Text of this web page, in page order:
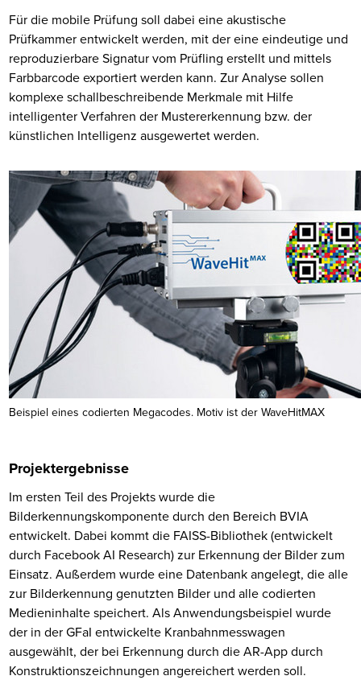
Für die mobile Prüfung soll dabei eine akustische
Prüfkammer entwickelt werden, mit der eine eindeutige und
reproduzierbare Signatur vom Prüfling erstellt und mittels
Farbbarcode exportiert werden kann. Zur Analyse sollen
komplexe schallbeschreibende Merkmale mit Hilfe
intelligenter Verfahren der Mustererkennung bzw. der
künstlichen Intelligenz ausgewertet werden.
Beispiel eines codierten Megacodes. Motiv ist der WaveHitMAX
Projektergebnisse
Im ersten Teil des Projekts wurde die
Bilderkennungskomponente durch den Bereich BVIA
entwickelt. Dabei kommt die FAISS-Bibliothek (entwickelt
durch Facebook AI Research) zur Erkennung der Bilder zum
Einsatz. Außerdem wurde eine Datenbank angelegt, die alle
zur Bilderkennung genutzten Bilder und alle codierten
Medieninhalte speichert. Als Anwendungsbeispiel wurde
der in der GFaI entwickelte Kranbahnmesswagen
ausgewählt, der bei Erkennung durch die AR-App durch
Konstruktionszeichnungen angereichert werden soll.